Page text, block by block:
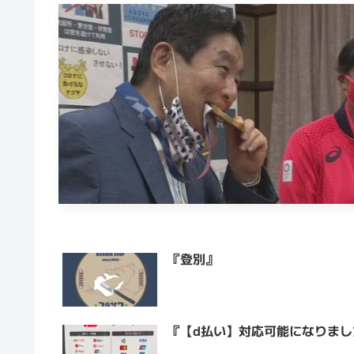
『登別』
『【d払い】対応可能になりま